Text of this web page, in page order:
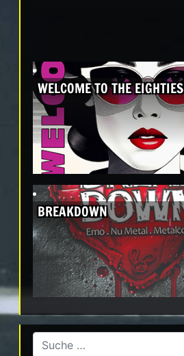
WELCOME TO THE EIGHTIES
BREAKDOWN
Suche nach: